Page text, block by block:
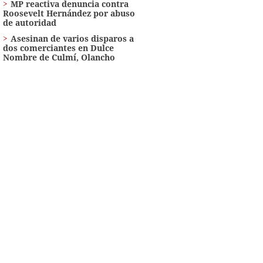
MP reactiva denuncia contra
Roosevelt Hernández por abuso
de autoridad
Asesinan de varios disparos a
dos comerciantes en Dulce
Nombre de Culmí, Olancho